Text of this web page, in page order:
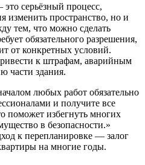
серьёзный процесс,
изменить пространство, но и
тем, что можно сделать
обязательного разрешения,
от конкретных условий.
к штрафам, аварийным
части здания.
любых работ обязательно
и получите все
поможет избегнуть многих
в безопасности.»
к перепланировке — залог
на многие годы.